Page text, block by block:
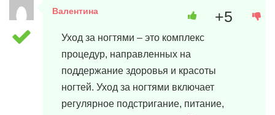
Валентина
Уход за ногтями – это комплекс
процедур, направленных на
поддержание здоровья и красоты
ногтей. Уход за ногтями включает
регулярное подстригание, питание,
+5